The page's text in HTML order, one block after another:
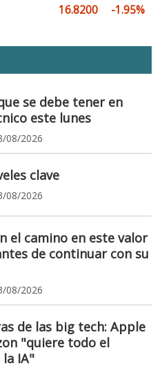
16.8200 -1.95%
se debe tener en
este lunes
08/2026
clave
08/2026
el camino en este valor
de continuar con su
08/2026
de las big tech: Apple
"quiere todo el
la IA"